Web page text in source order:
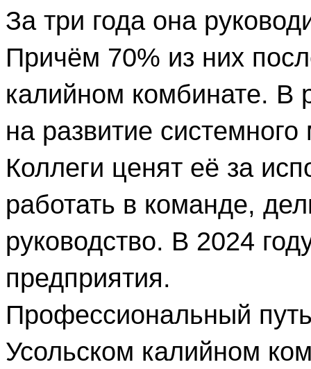
За три года она
Причём 70% из них
калийном комбинате. В
на развитие
Коллеги ценят её за
работать в команде,
руководство. В 2024
предприятия.
Профессиональный
Усольском калийном